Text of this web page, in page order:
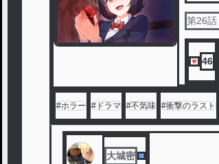
第26話
46
#ホラー # ドラマ #不気味 #衝撃のラスト
大城密